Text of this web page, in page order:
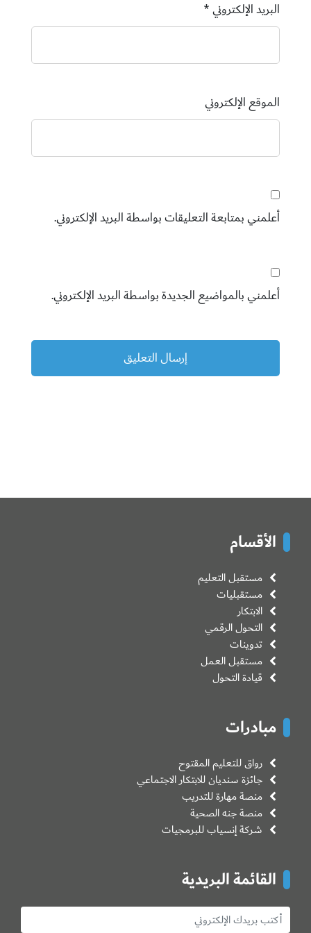
البريد الإلكتروني*
الموقع الإلكتروني
أعلمني بمتابعة التعليقات بواسطة البريد الإلكتروني.
أعلمني بالمواضيع الجديدة بواسطة البريد الإلكتروني.
الأقسام
مستقبل التعليم
مستقبليات
الابتكار
التحول الرقمي
تدوينات
مستقبل العمل
قيادة التحول
مبادرات
رواق للتعليم المقتوح
جائزة سنديان للابتكار الاجتماعي
منصة مهارة للتدريب
منصة جنه الصحية
شركة إنسياب للبرمجيات
القائمة البريدية